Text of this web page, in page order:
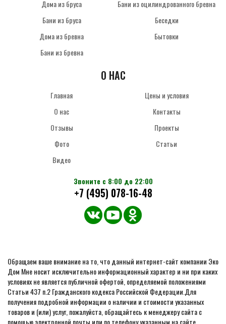
Дома из бруса
Бани из бруса
Дома из бревна
Бани из бревна
Бани из оцилиндрованного бревна
Беседки
Бытовки
О НАС
Главная
О нас
Отзывы
Фото
Видео
Цены и условия
Контакты
Проекты
Статьи
Звоните с 8:00 до 22:00
+7 (495) 078-16-48
Обращаем ваше внимание на то, что данный интернет-сайт компании Эко
Дом Мне носит исключительно информационный характер и ни при каких
условиях не является публичной офертой, определяемой положениями
Статьи 437 п.2 Гражданского кодекса Российской Федерации.Для
получения подробной информации о наличии и стоимости указанных
товаров и (или) услуг, пожалуйста, обращайтесь к менеджеру сайта с
помощью электронной почты или по телефону указанным на сайте